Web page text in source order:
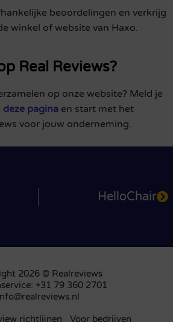
beoordelingen en verkrijg
winkel of website van Haxo.
Real Reviews?
op onze website? Meld je
deze pagina en start met het
voor jouw onderneming.
HelloChair
2026 © Realreviews
+31 79 360 2701
richtlijnen Voor bedrijven